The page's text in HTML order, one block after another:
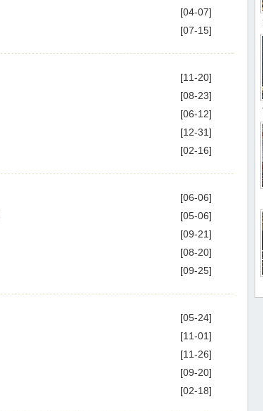
[04-07]
[07-15]
[11-20]
[08-23]
[06-12]
[12-31]
[02-16]
[06-06]
[05-06]
[09-21]
[08-20]
[09-25]
[05-24]
[11-01]
[11-26]
[09-20]
[02-18]